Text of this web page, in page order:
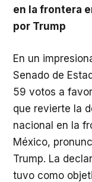
en la frontera
por Trump
En un
Senado de
59 votos a
que revierte la
nacional en la
México,
Trump. La
tuvo como